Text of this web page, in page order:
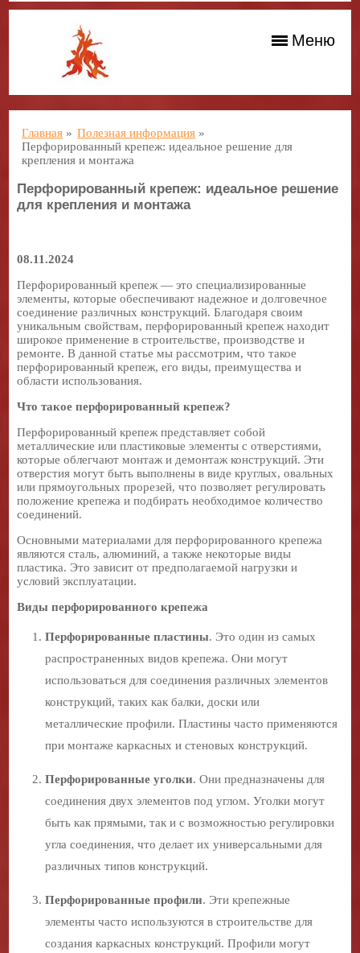
Меню
Главная » Полезная информация »
Перфорированный крепеж: идеальное решение для
крепления и монтажа
Перфорированный крепеж: идеальное решение
для крепления и монтажа
08.11.2024
Перфорированный крепеж — это специализированные
элементы, которые обеспечивают надежное и долговечное
соединение различных конструкций. Благодаря своим
уникальным свойствам, перфорированный крепеж находит
широкое применение в строительстве, производстве и
ремонте. В данной статье мы рассмотрим, что такое
перфорированный крепеж, его виды, преимущества и
области использования.
Что такое перфорированный крепеж?
Перфорированный крепеж представляет собой
металлические или пластиковые элементы с отверстиями,
которые облегчают монтаж и демонтаж конструкций. Эти
отверстия могут быть выполнены в виде круглых, овальных
или прямоугольных прорезей, что позволяет регулировать
положение крепежа и подбирать необходимое количество
соединений.
Основными материалами для перфорированного крепежа
являются сталь, алюминий, а также некоторые виды
пластика. Это зависит от предполагаемой нагрузки и
условий эксплуатации.
Виды перфорированного крепежа
Перфорированные пластины. Это один из самых
распространенных видов крепежа. Они могут
использоваться для соединения различных элементов
конструкций, таких как балки, доски или
металлические профили. Пластины часто применяются
при монтаже каркасных и стеновых конструкций.
Перфорированные уголки. Они предназначены для
соединения двух элементов под углом. Уголки могут
быть как прямыми, так и с возможностью регулировки
угла соединения, что делает их универсальными для
различных типов конструкций.
Перфорированные профили. Эти крепежные
элементы часто используются в строительстве для
создания каркасных конструкций. Профили могут